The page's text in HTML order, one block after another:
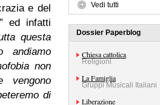
e del
ed infatti
questa
andiamo
non
vengono
di
Vedi tutti
Dossier Paperblog
Chiesa cattolica
Religioni
La Famiglia
Gruppi Musicali Italiani
Liberazione